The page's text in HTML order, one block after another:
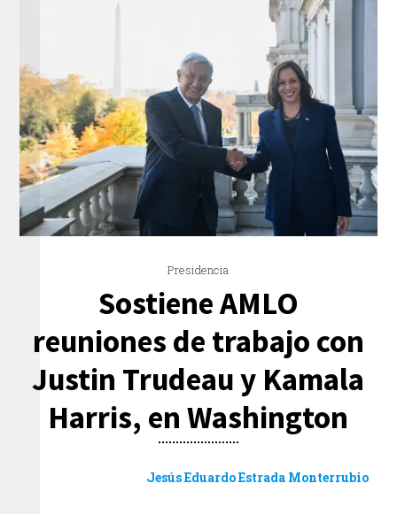
Presidencia
Sostiene AMLO
reuniones de trabajo con
Justin Trudeau y Kamala
Harris, en Washington
Jesús Eduardo Estrada Monterrubio